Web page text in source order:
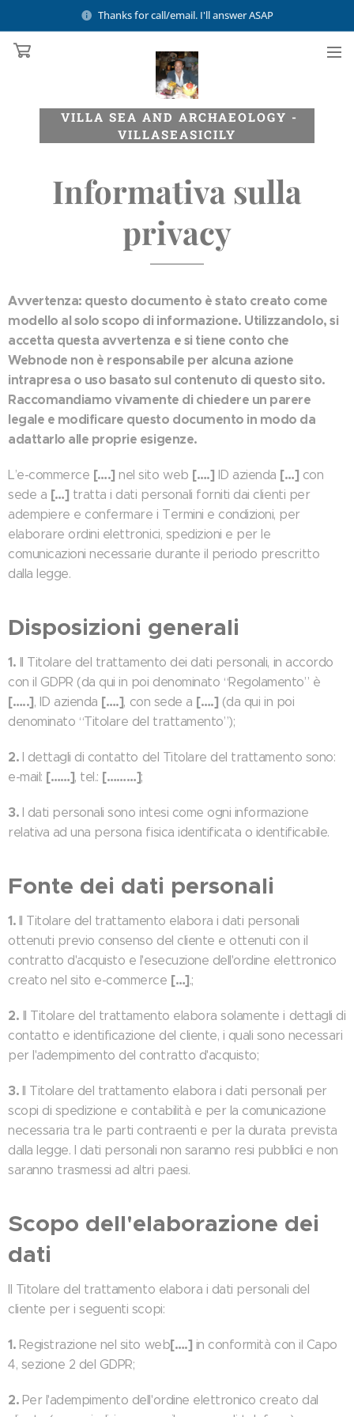
Thanks for call/email. I'll answer ASAP
VILLA SEA AND ARCHAEOLOGY -
VILLASEASICILY
Informativa sulla
privacy
Avvertenza: questo documento è stato creato come
modello al solo scopo di informazione. Utilizzandolo, si
accetta questa avvertenza e si tiene conto che
Webnode non è responsabile per alcuna azione
intrapresa o uso basato sul contenuto di questo sito.
Raccomandiamo vivamente di chiedere un parere
legale e modificare questo documento in modo da
adattarlo alle proprie esigenze.
L’e-commerce [….] nel sito web [….] ID azienda […] con
sede a […] tratta i dati personali forniti dai clienti per
adempiere e confermare i Termini e condizioni, per
elaborare ordini elettronici, spedizioni e per le
comunicazioni necessarie durante il periodo prescritto
dalla legge.
Disposizioni generali
1. Il Titolare del trattamento dei dati personali, in accordo
con il GDPR (da qui in poi denominato “Regolamento” è
[…..], ID azienda [….], con sede a [….] (da qui in poi
denominato “Titolare del trattamento”);
2. I dettagli di contatto del Titolare del trattamento sono:
e-mail: [……], tel.: [………];
3. I dati personali sono intesi come ogni informazione
relativa ad una persona fisica identificata o identificabile.
Fonte dei dati personali
1. Il Titolare del trattamento elabora i dati personali
ottenuti previo consenso del cliente e ottenuti con il
contratto d'acquisto e l'esecuzione dell'ordine elettronico
creato nel sito e-commerce […].;
2. Il Titolare del trattamento elabora solamente i dettagli di
contatto e identificazione del cliente, i quali sono necessari
per l'adempimento del contratto d'acquisto;
3. Il Titolare del trattamento elabora i dati personali per
scopi di spedizione e contabilità e per la comunicazione
necessaria tra le parti contraenti e per la durata prevista
dalla legge. I dati personali non saranno resi pubblici e non
saranno trasmessi ad altri paesi.
Scopo dell'elaborazione dei
dati
Il Titolare del trattamento elabora i dati personali del
cliente per i seguenti scopi:
1. Registrazione nel sito web[….] in conformità con il Capo
4, sezione 2 del GDPR;
2. Per l'adempimento dell'ordine elettronico creato dal